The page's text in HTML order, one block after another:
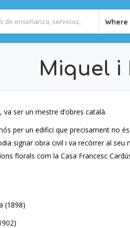
Where
Miquel i
va ser un mestre d’obres català.
per un edifici que precisament no
signar obra civil i va recórrer al
florals com la Casa Francesc
(1898)